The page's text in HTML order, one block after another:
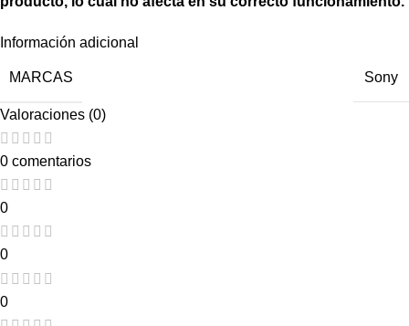
Información adicional
MARCAS Sony
Valoraciones (0)
0 comentarios
0
0
0